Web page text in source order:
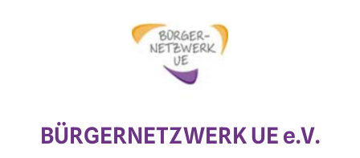
BÜRGERNETZWERK UE e.V.